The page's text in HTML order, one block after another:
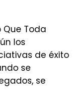
Que Toda
los
de éxito
se
se